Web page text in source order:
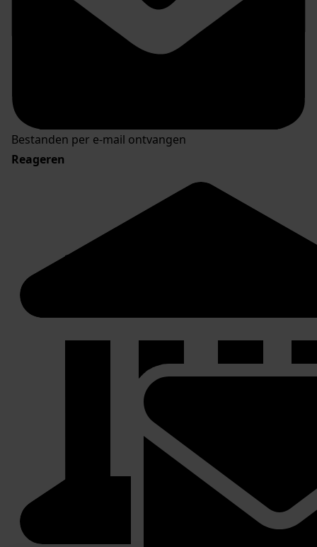
Bestanden per e-mail ontvangen
Reageren